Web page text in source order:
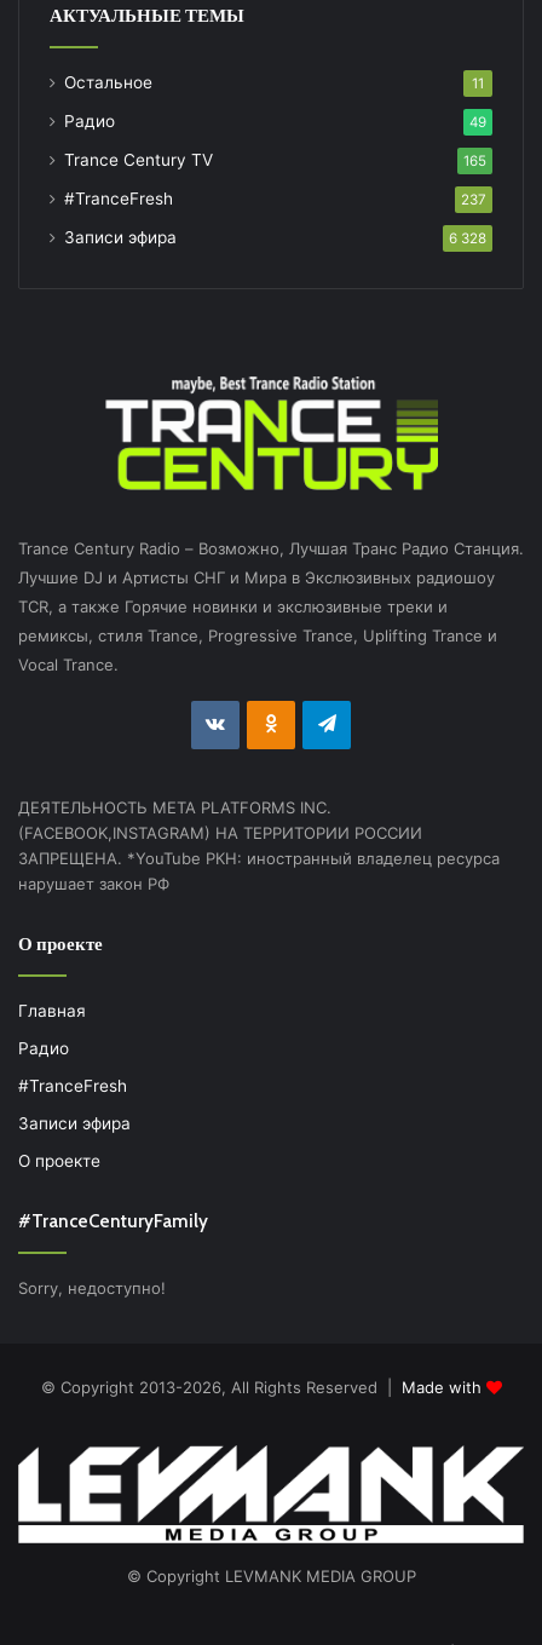
АКТУАЛЬНЫЕ ТЕМЫ
Остальное 11
Радио 49
Trance Century TV 165
#TranceFresh 237
Записи эфира 6 328
Trance Century Radio – Возможно, Лучшая Транс Радио Станция.
Лучшие DJ и Артисты СНГ и Мира в Экслюзивных радиошоу
TCR, а также Горячие новинки и экслюзивные треки и
ремиксы, стиля Trance, Progressive Trance, Uplifting Trance и
Vocal Trance.
vk.com Odnoklassniki
Telegram
ДЕЯТЕЛЬНОСТЬ МЕТА PLATFORMS INC.
(FACEBOOK,INSTAGRAM) НА ТЕРРИТОРИИ РОССИИ
ЗАПРЕЩЕНА. *YouTube РКН: иностранный владелец ресурса
нарушает закон РФ
О проекте
Главная
Радио
#TranceFresh
Записи эфира
О проекте
#TranceCenturyFamily
Sorry, недоступно!
© Copyright 2013-2026, All Rights Reserved | Made with
© Copyright LEVMANK MEDIA GROUP